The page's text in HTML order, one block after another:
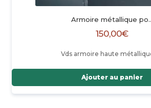
Armoire métallique
150,00€
Vds armoire haute
Ajouter au panier